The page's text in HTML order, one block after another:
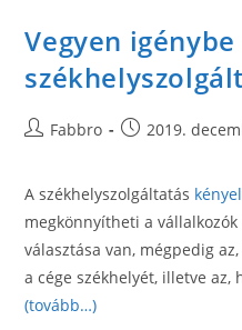
Vegyen igénybe
PostFabbro
Post2019.
A székhelyszolgáltatás
megkönnyítheti a
választása van, mégpedig
a cége székhelyét, illetve
(tovább…)